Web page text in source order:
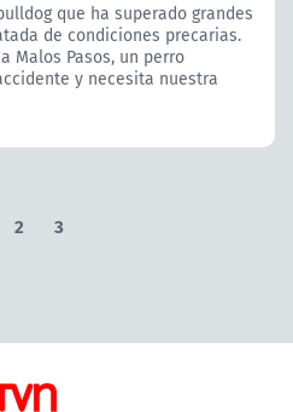
que ha superado grandes
de condiciones precarias.
Malos Pasos, un perro
y necesita nuestra
2 3